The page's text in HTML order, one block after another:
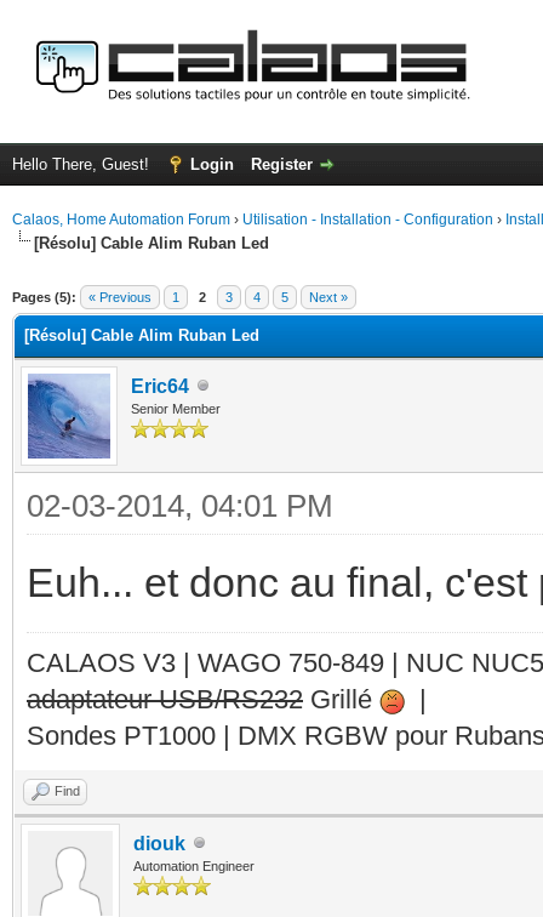
Hello There, Guest! Login Register
Calaos, Home Automation Forum › Utilisation - Installation - Configuration ›
[Résolu] Cable Alim Ruban Led
Pages (5): « Previous 1 2 3 4 5 Next »
[Résolu] Cable Alim Ruban Led
Eric64
Senior Member
02-03-2014, 04:01 PM
Euh... et donc au final,
CALAOS V3 | WAGO 750-849 | NUC
adaptateur USB/RS232 Grillé
|
Sondes PT1000 | DMX RGBW pour
Find
diouk
Automation Engineer